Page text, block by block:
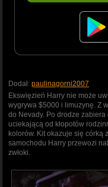
Dodał: paulinagorni2007
Ekswięzień Harry nie może
wygrywa $5000 i limuzynę. Z
do Nevady. Po drodze
uciekającą od kłopotów
kolorów. Kit okazuje się córką
samochodu Harry przewozi
zwłoki.